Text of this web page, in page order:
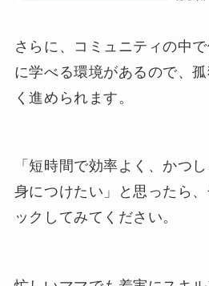
さらに、コミュニティの中
に学べる環境があるので、
く進められます。
「短時間で効率よく、かつ
身につけたい」と思ったら
ックしてみてください。